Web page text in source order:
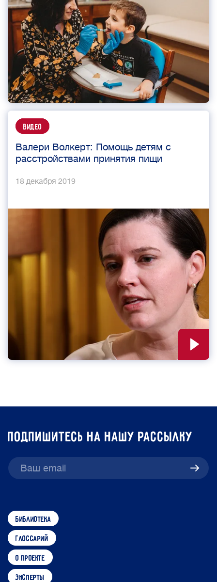
Видео
Валери Волкерт: Помощь детям с
расстройствами принятия пищи
18 декабря 2019
подпишитесь на нашу рассылку
библиотека
глоссарий
о проекте
эксперты